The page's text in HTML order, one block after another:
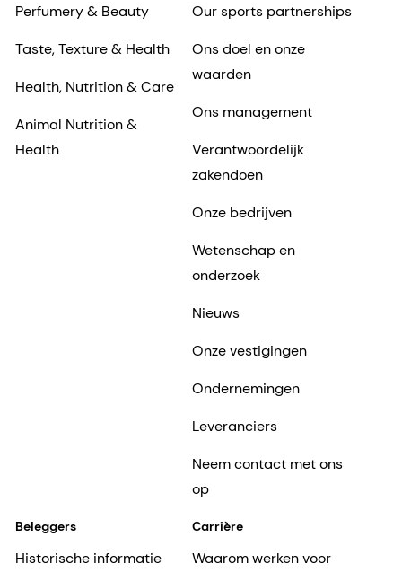
Perfumery & Beauty
Taste, Texture & Health
Health, Nutrition & Care
Animal Nutrition &
Health
Our sports partnerships
Ons doel en onze
waarden
Ons management
Verantwoordelijk
zakendoen
Onze bedrijven
Wetenschap en
onderzoek
Nieuws
Onze vestigingen
Ondernemingen
Leveranciers
Neem contact met ons
op
Beleggers
Historische informatie
Carrière
Waarom werken voor